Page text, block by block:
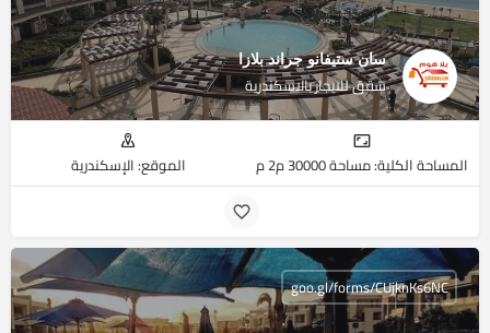
سان ستيفانو جراند بلازا
شقق للايجار بالاسكندرية
المساحة الكلية: مساحة 30000 م2 م الموقع: الإسكندرية
goo.gl/forms/CUjknKs6NC